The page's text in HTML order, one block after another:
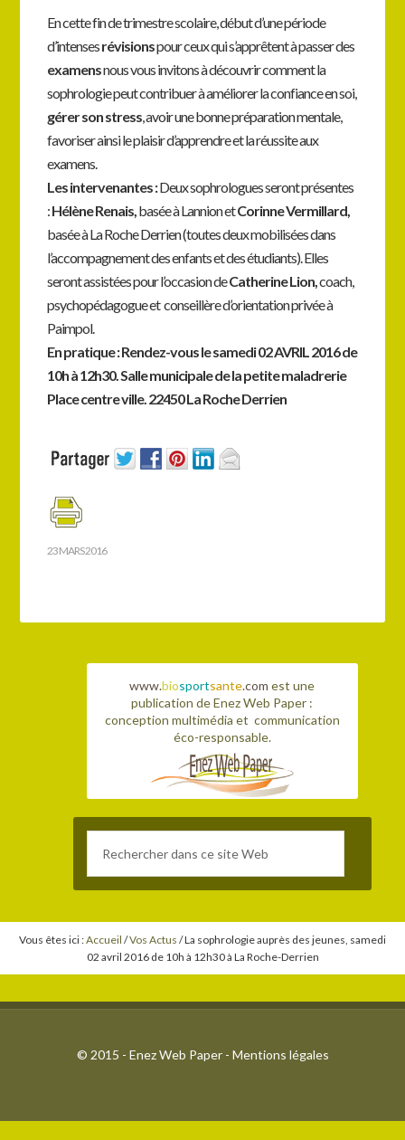
En cette fin de trimestre scolaire, début d’une période
d’intensesrévisionspour ceux qui s’apprêtent à passer des
examensnous vous invitons à découvrir comment la
sophrologie peut contribuer à améliorer la confiance en soi,
gérer son stress, avoir une bonne préparation mentale,
favoriser ainsi le plaisir d’apprendre et la réussite aux
examens.
Les intervenantes :Deux sophrologues seront présentes
:Hélène Renais,basée à Lannion etCorinne Vermillard,
basée à La Roche Derrien (toutes deux mobilisées dans
l’accompagnement des enfants et des étudiants). Elles
seront assistées pour l’occasion deCatherine Lion,coach,
psychopédagogue et conseillère d’orientation privée à
Paimpol.
En pratique : Rendez-vous le samedi 02 AVRIL 2016 de
10h à 12h30. Salle municipale de la petite maladrerie
Place centre ville. 22450 La Roche Derrien
23 MARS 2016
www.biosportsante.com est une
publication de Enez Web Paper :
conception multimédia et communication
éco-responsable.
Vous êtes ici :Accueil /Vos Actus /La sophrologie auprès des jeunes, samedi
02 avril 2016 de 10h à 12h30 à La Roche-Derrien
© 2015 - Enez Web Paper - Mentions légales